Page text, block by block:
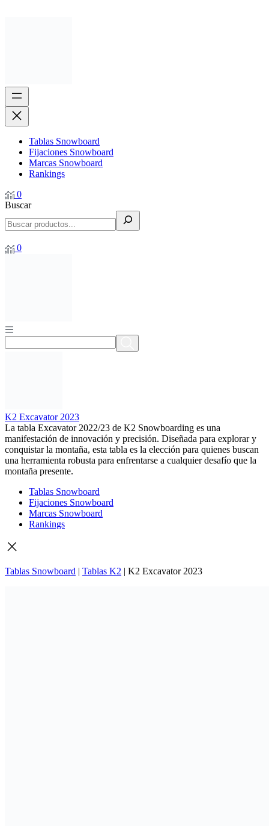
Tablas Snowboard
Fijaciones Snowboard
Marcas Snowboard
Rankings
0
Buscar
0
K2 Excavator 2023
La tabla Excavator 2022/23 de K2 Snowboarding es una
manifestación de innovación y precisión. Diseñada para explorar y
conquistar la montaña, esta tabla es la elección para quienes buscan
una herramienta robusta para enfrentarse a cualquier desafío que la
montaña presente.
Tablas Snowboard
Fijaciones Snowboard
Marcas Snowboard
Rankings
Tablas Snowboard | Tablas K2 | K2 Excavator 2023